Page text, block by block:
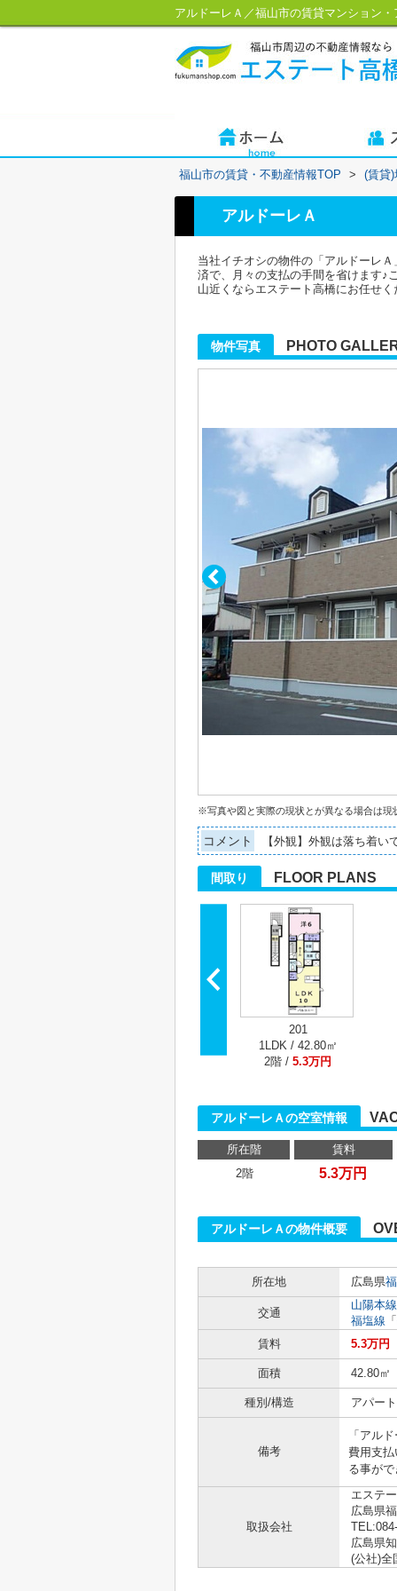
アルドーレＡ／福山市の賃貸マンション
福山市の賃貸・不動産情報TOP > (賃貸
アルドーレＡ
当社イチオシの物件の「アルドーレ
済で、月々の支払の手間を省けます♪
山近くならエステート高橋にお任せく
物件写真 PHOTO
※写真や図と実際の現状とが異なる場合は現
コメント 【外観】外観は落ち着い
間取り FLOOR PLANS
201
1LDK / 42.80㎡
2階 / 5.3万円
アルドーレＡの空室情報
所在階 賃料
2階
5.3万円
アルドーレＡの物件概要
所在地
広島県
交通
山陽本線
福塩線 「
賃料
5.3万円
面積 42.80㎡
種別/構造 アパー
備考
「アル
費用支
る事が
取扱会社
エステ
広島県
広島県
(公社)全